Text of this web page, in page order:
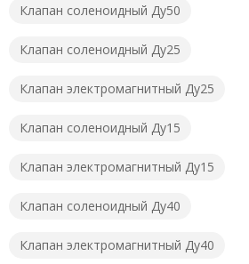
Клапан соленоидный Ду50
Клапан соленоидный Ду25
Клапан электромагнитный Ду25
Клапан соленоидный Ду15
Клапан электромагнитный Ду15
Клапан соленоидный Ду40
Клапан электромагнитный Ду40